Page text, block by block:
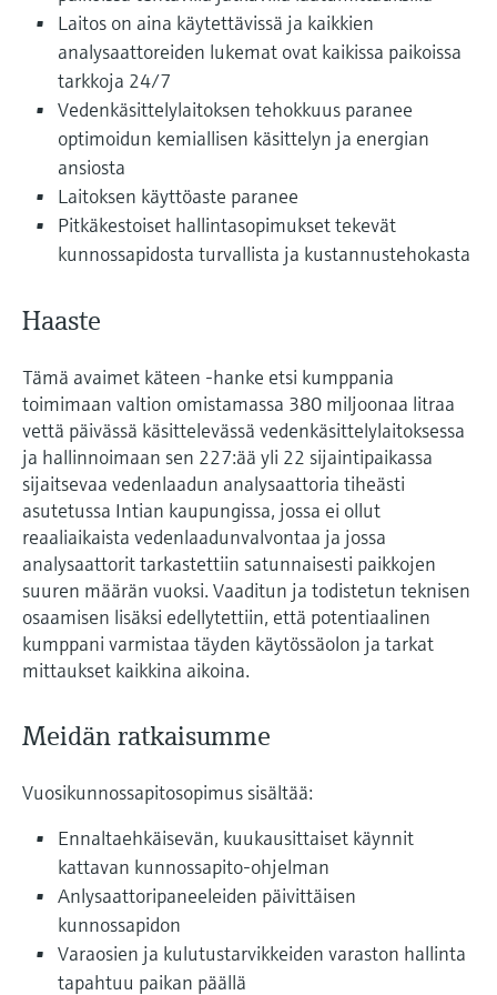
Device Viewer
Löydä tuotekohtaiset tiedot ja
dokumentaatio.
Varaosahaku
Löydä varaosat tuotteen juuren, tilauskoodin
tai sarjanumeron perusteella.
Mikroaaltomittaus
Memosens technology
Näytä kaikki
päätöksentekoa tukevan prosessin
läpinäkyvyyden ansiosta
Laitos on aina käytettävissä ja kaikkien
analysaattoreiden lukemat ovat kaikissa paikoissa
tarkkoja 24/7
Vedenkäsittelylaitoksen tehokkuus paranee
optimoidun kemiallisen käsittelyn ja energian
ansiosta
Laitoksen käyttöaste paranee
Pitkäkestoiset hallintasopimukset tekevät
kunnossapidosta turvallista ja kustannustehokasta
Haaste
Tämä avaimet käteen -hanke etsi kumppania
toimimaan valtion omistamassa 380 miljoonaa litraa
vettä päivässä käsittelevässä vedenkäsittelylaitoksessa
ja hallinnoimaan sen 227:ää yli 22 sijaintipaikassa
sijaitsevaa vedenlaadun analysaattoria tiheästi
asutetussa Intian kaupungissa, jossa ei ollut
reaaliaikaista vedenlaadunvalvontaa ja jossa
analysaattorit tarkastettiin satunnaisesti paikkojen
suuren määrän vuoksi. Vaaditun ja todistetun teknisen
osaamisen lisäksi edellytettiin, että potentiaalinen
kumppani varmistaa täyden käytössäolon ja tarkat
mittaukset kaikkina aikoina.
Meidän ratkaisumme
Vuosikunnossapitosopimus sisältää:
Ennaltaehkäisevän, kuukausittaiset käynnit
kattavan kunnossapito-ohjelman
Anlysaattoripaneeleiden päivittäisen
kunnossapidon
Varaosien ja kulutustarvikkeiden varaston hallinta
tapahtuu paikan päällä